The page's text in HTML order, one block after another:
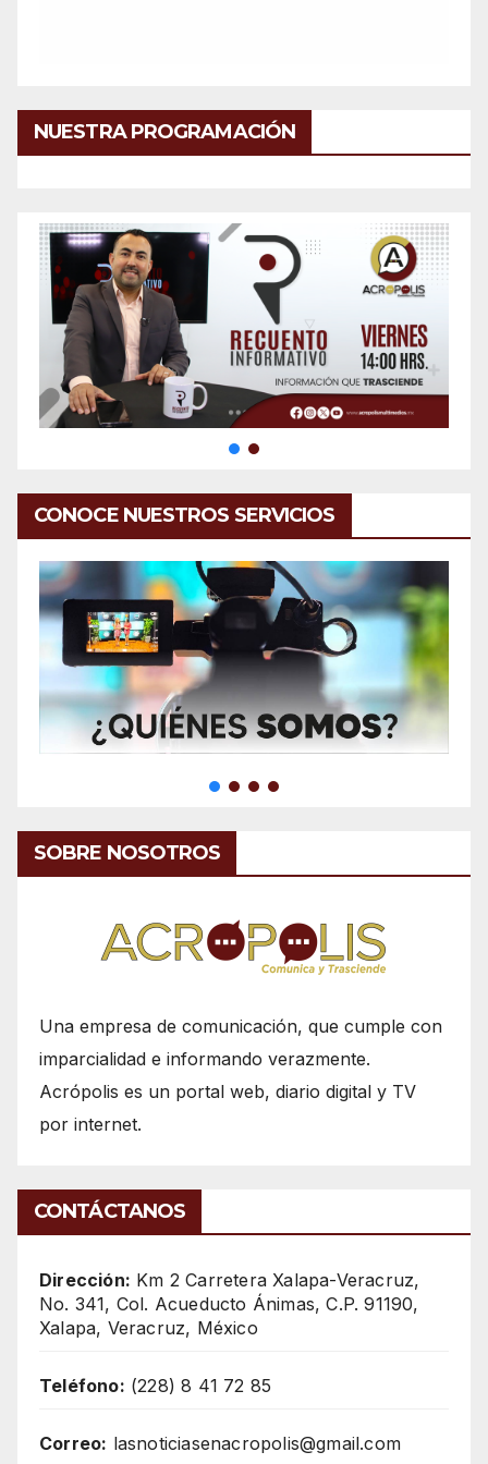
NUESTRA PROGRAMACIÓN
CONOCE NUESTROS SERVICIOS
SOBRE NOSOTROS
Una empresa de comunicación, que cumple con
imparcialidad e informando verazmente.
Acrópolis es un portal web, diario digital y TV
por internet.
CONTÁCTANOS
Dirección: Km 2 Carretera Xalapa-Veracruz,
No. 341, Col. Acueducto Ánimas, C.P. 91190,
Xalapa, Veracruz, México
Teléfono: (228) 8 41 72 85
Correo: lasnoticiasenacropolis@gmail.com